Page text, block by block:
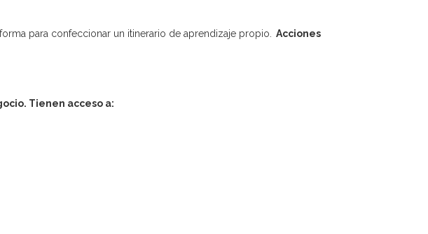
para confeccionar un itinerario de aprendizaje propio.
Acciones
Tienen acceso a: